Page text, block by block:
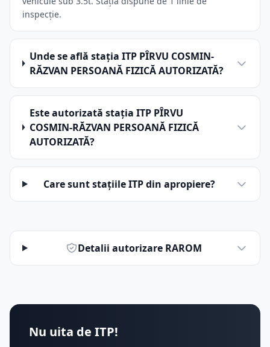
inspecție.
Unde se află stația ITP PÎRVU COSMIN-
RĂZVAN PERSOANĂ FIZICĂ AUTORIZATĂ?
Este autorizată stația ITP PÎRVU
COSMIN-RĂZVAN PERSOANĂ FIZICĂ
AUTORIZATĂ?
Care sunt stațiile ITP din apropiere?
Detalii autorizare RAROM
Nu uita de ITP!